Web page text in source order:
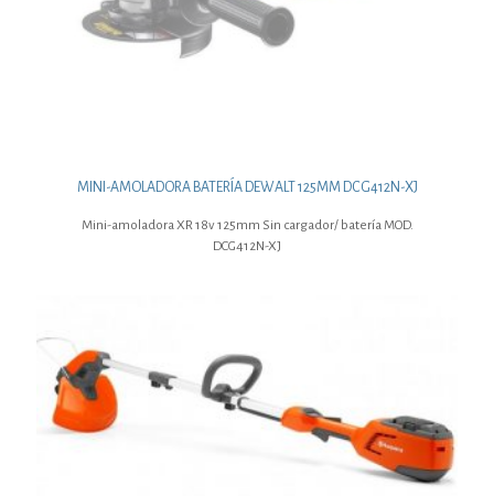
MINI-AMOLADORA BATERÍA DEWALT 125MM DCG412N-XJ
Mini-amoladora XR 18v 125mm Sin cargador/ batería MOD.
DCG412N-XJ